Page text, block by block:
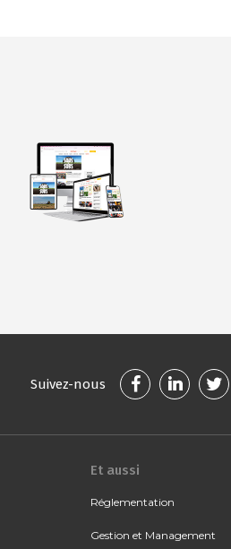
Suivez-nous
Et aussi
Réglementation
Gestion et Management